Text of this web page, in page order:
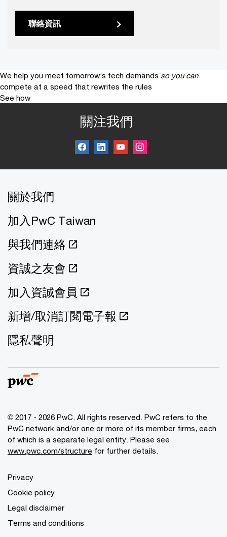
聯絡資訊
We help you meet tomorrow’s tech demands so you can
compete at a speed that rewrites the rules
See how
關注我們
關於我們
加入PwC Taiwan
與我們連絡
資誠之友會
加入資誠會員
新增/取消訂閱電子報
隱私聲明
© 2017 - 2026 PwC. All rights reserved. PwC refers to the
PwC network and/or one or more of its member firms, each
of which is a separate legal entity. Please see
www.pwc.com/structure for further details.
Privacy
Cookie policy
Legal disclaimer
Terms and conditions